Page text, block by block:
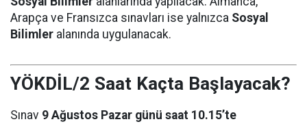
Arapça ve Fransızca sınavları ise yalnızca Sosyal
Bilimler alanında uygulanacak.
YÖKDİL/2 Saat Kaçta Başlayacak?
Sınav 9 Ağustos Pazar günü saat 10.15’te